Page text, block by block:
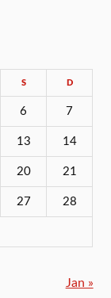
S D
6 7
13 14
20 21
27 28
Jan »